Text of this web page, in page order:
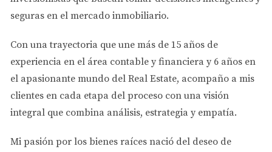
escritura registrada
Estos términos se usan mucho en real estate, pero tienen
funciones distintas.
Title
El title es el derecho legal de propiedad. Es lo que te
permite vender, usar, ocupar, alquilar o transferir la
vivienda, dependiendo de las condiciones aplicables.
seguras en el mercado inmobiliario.
Con una trayectoria que une más de 15 años de
experiencia en el área contable y financiera y 6 años en
el apasionante mundo del Real Estate, acompaño a mis
clientes en cada etapa del proceso con una visión
integral que combina análisis, estrategia y empatía.
Mi pasión por los bienes raíces nació del deseo de